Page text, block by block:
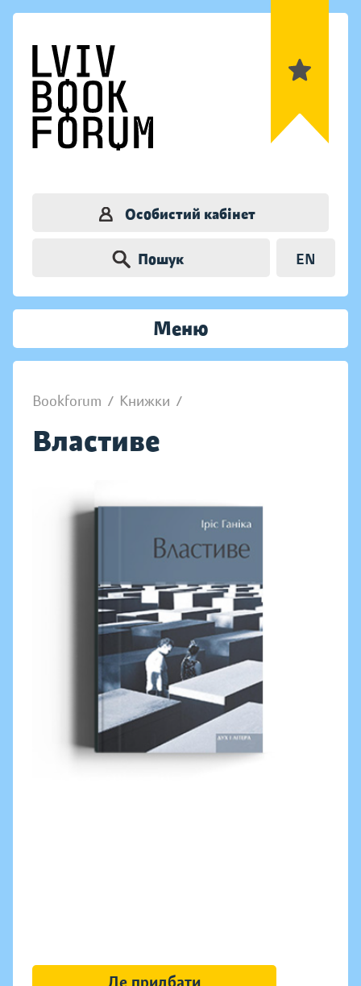
Особистий кабінет
Пошук EN
Меню
Bookforum / Книжки /
Властиве